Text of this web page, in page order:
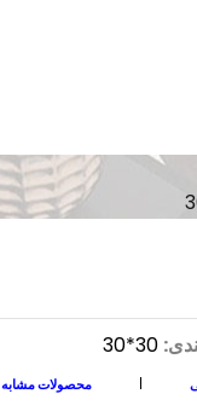
30*30
محصولات مشابه